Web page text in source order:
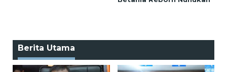
Berita Utama